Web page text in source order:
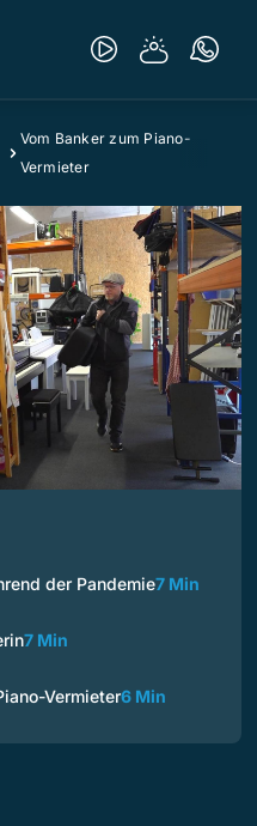
Vom Banker zum Piano-
Vermieter
der Pandemie7 Min
7 Min
Vermieter6 Min